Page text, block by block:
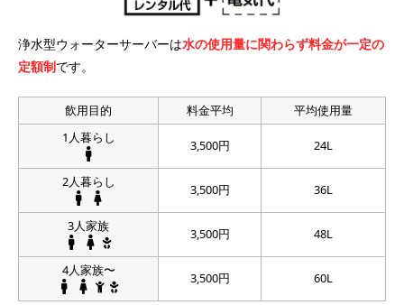
浄水型ウォーターサーバーは水の使用量に関わらず料金が一定の
定額制です。
飲用目的 料金平均
平均使用量
1人暮らし
3,500円 24L
2人暮らし 3,500円 36L
3人家族 3,500円 48L
4人家族〜 3,500円 60L